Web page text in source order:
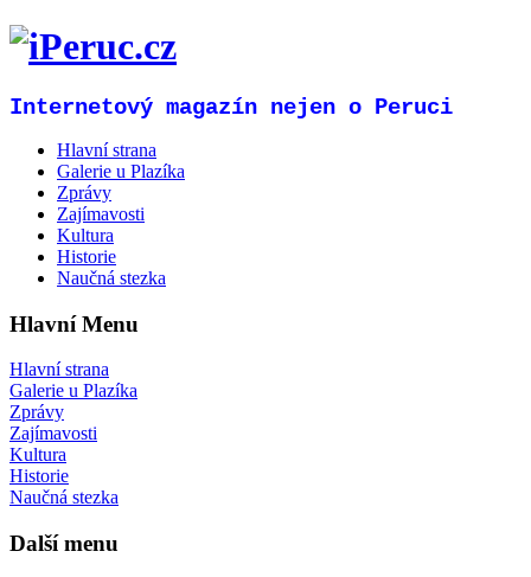
Internetový magazín nejen o Peruci
Hlavní strana
Galerie u Plazíka
Zprávy
Zajímavosti
Kultura
Historie
Naučná stezka
Hlavní Menu
Hlavní strana
Galerie u Plazíka
Zprávy
Zajímavosti
Kultura
Historie
Naučná stezka
Další menu